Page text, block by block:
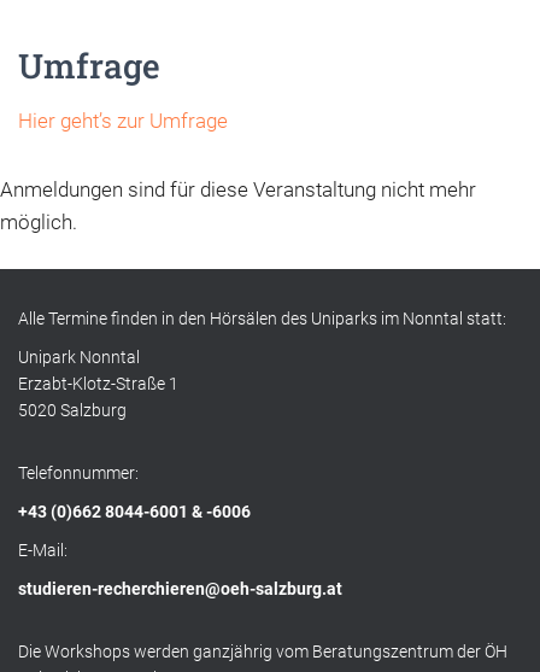
Umfrage
Hier geht’s zur Umfrage
Anmeldungen sind für diese Veranstaltung nicht mehr
möglich.
Alle Termine finden in den Hörsälen des Uniparks im Nonntal statt:
Unipark Nonntal
Erzabt-Klotz-Straße 1
5020 Salzburg
Telefonnummer:
+43 (0)662 8044-6001 & -6006
E-Mail:
studieren-recherchieren@oeh-salzburg.at
Die Workshops werden ganzjährig vom Beratungszentrum der ÖH